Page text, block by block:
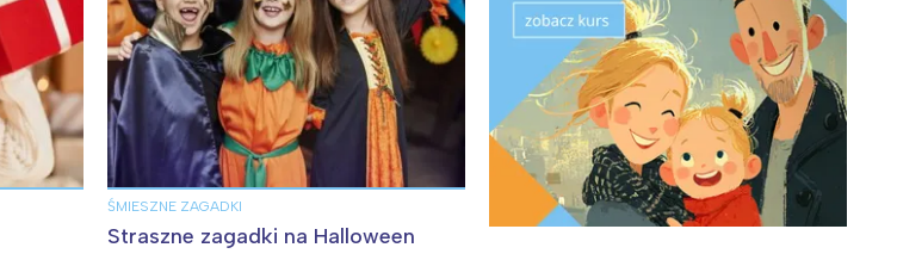
ŚMIESZNE ZAGADKI
Straszne zagadki na Halloween